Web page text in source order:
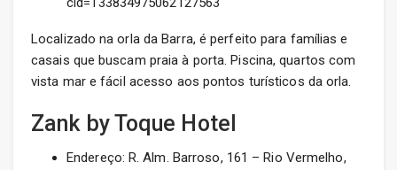
Localizado na orla da Barra, é perfeito para famílias e
casais que buscam praia à porta. Piscina, quartos com
vista mar e fácil acesso aos pontos turísticos da orla.
Zank by Toque Hotel
Endereço: R. Alm. Barroso, 161 – Rio Vermelho,